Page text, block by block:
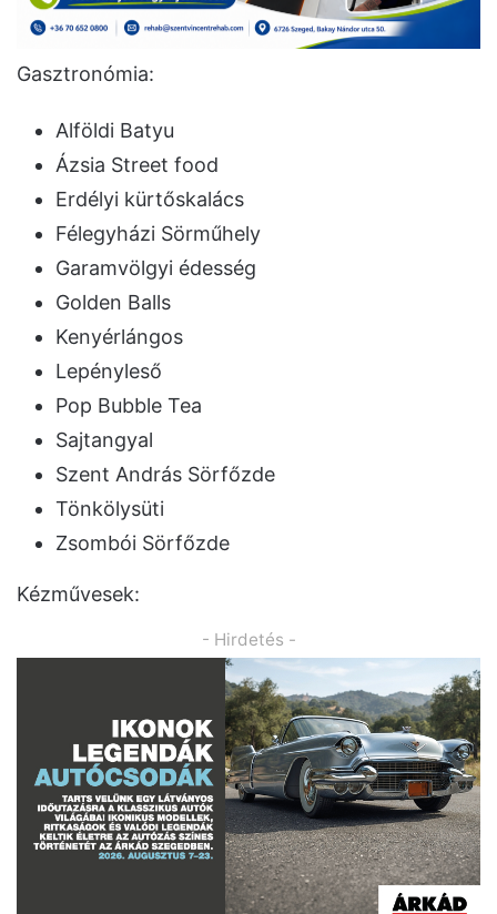
Gasztronómia:
Alföldi Batyu
Ázsia Street food
Erdélyi kürtőskalács
Félegyházi Sörműhely
Garamvölgyi édesség
Golden Balls
Kenyérlángos
Lepényleső
Pop Bubble Tea
Sajtangyal
Szent András Sörfőzde
Tönkölysüti
Zsombói Sörfőzde
Kézművesek:
- Hirdetés -